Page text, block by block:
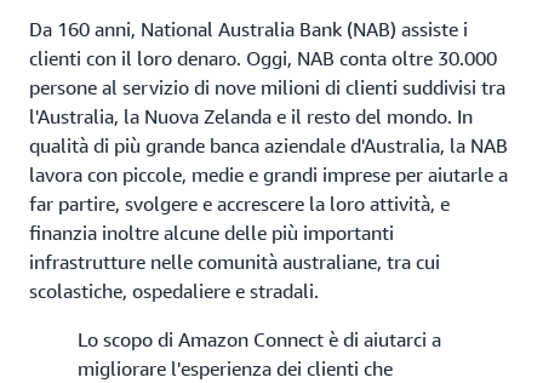
Da 160 anni, National Australia Bank (NAB) assiste i
clienti con il loro denaro. Oggi, NAB conta oltre 30.000
persone al servizio di nove milioni di clienti suddivisi tra
l'Australia, la Nuova Zelanda e il resto del mondo. In
qualità di più grande banca aziendale d'Australia, la NAB
lavora con piccole, medie e grandi imprese per aiutarle a
far partire, svolgere e accrescere la loro attività, e
finanzia inoltre alcune delle più importanti
infrastrutture nelle comunità australiane, tra cui
scolastiche, ospedaliere e stradali.
Lo scopo di Amazon Connect è di aiutarci a
migliorare l'esperienza dei clienti che